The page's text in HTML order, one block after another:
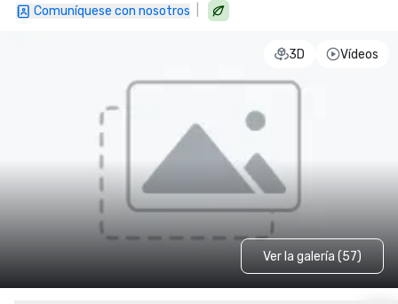
Comuníquese con nosotros
3D Vídeos
Ver la galería (57)